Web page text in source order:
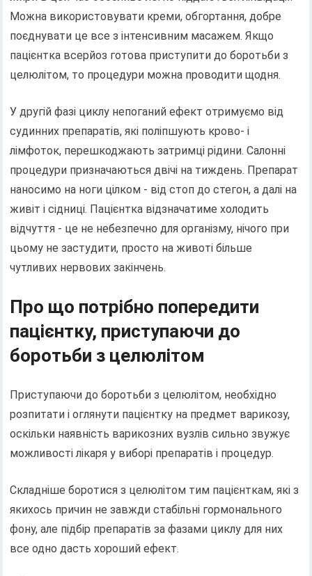
Можна використовувати креми, обгортання, добре
поєднувати це все з інтенсивним масажем. Якщо
пацієнтка всерйоз готова приступити до боротьби з
целюлітом, то процедури можна проводити щодня.
У другій фазі циклу непоганий ефект отримуємо від
судинних препаратів, які поліпшують крово- і
лімфоток, перешкоджають затримці рідини. Салонні
процедури призначаються двічі на тиждень. Препарат
наносимо на ноги цілком - від стоп до стегон, а далі на
живіт і сідниці. Пацієнтка відзначатиме холодить
відчуття - це не небезпечно для організму, нічого при
цьому не застудити, просто на животі більше
чутливих нервових закінчень.
Про що потрібно попередити
пацієнтку, приступаючи до
боротьби з целюлітом
Приступаючи до боротьби з целюлітом, необхідно
розпитати і оглянути пацієнтку на предмет варикозу,
оскільки наявність варикозних вузлів сильно звужує
можливості лікаря у виборі препаратів і процедур.
Складніше боротися з целюлітом тим пацієнткам, які з
якихось причин не завжди стабільні гормонального
фону, але підбір препаратів за фазами циклу для них
все одно дасть хороший ефект.